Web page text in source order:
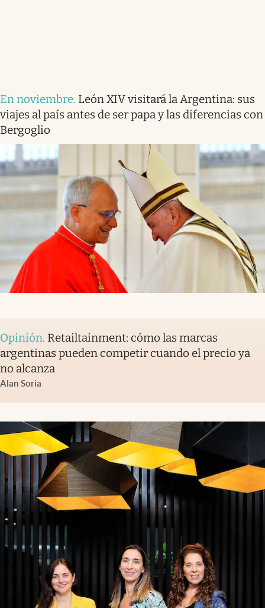
En noviembre. León XIV visitará la Argentina: sus
viajes al país antes de ser papa y las diferencias con
Bergoglio
Opinión. Retailtainment: cómo las marcas
argentinas pueden competir cuando el precio ya
no alcanza
Alan Soria